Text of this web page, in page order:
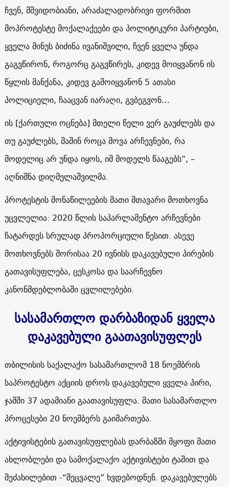
ჩვენ, მშვიდობიანი, არაძალადობრივი ფორმით
მოპროტესტე მოქალაქეები და პოლიტიკური პარტიები,
ყველა მინუს ბიძინა ივანიშვილი, ჩვენ ყველა უნდა
გაგვწირონ, როგორც გაგვწირეს, კიდევ მოიყვანონ ის
წყლის მანქანა, კიდევ გამოიყვანონ 5 ათასი
პოლიციელი, ჩააცვან იარაღი, გვბეგვონ…
ის [ქართული ოცნება] მთელი წელი ვერ გაუძლებს და
თუ გაუძლებს, მაშინ როცა მოვა არჩევნები, რა
მოდელიც არ უნდა იყოს, იმ მოდელს წააგებს”, –
აღნიშნა დიღმელაშვილმა.
პროტესტის მონაწილეების მათი მთავარი მოთხოვნა
უცვლელია: 2020 წლის საპარლამენტო არჩევნები
ჩატარდეს სრულად პროპორციული წესით. ასევე
მოთხოვნებს შორისაა 20 ივნისს დაკავებული პირების
გათავისუფლება, ცესკოსა და საარჩევნო
კანონმდებლობაში ცვლილებები.
სასამართლო დარბაზიდან ყველა
დაკავებული გაათავისუფლეს
თბილისის საქალაქო სასამართლომ 18 ნოემბრის
საპროტესტო აქციის დროს დაკავებული ყველა პირი,
ჯამში 37 ადამიანი გაათავისუფლა. მათი სასამართლო
პროცესები 20 ნოემბერს გაიმართება.
აქტივისტების გათავისუფლებას დარბაზში მყოფი მათი
ახლობლები და სამოქალაქო აქტივისტები ტაშით და
შეძახილებით -“შეცვალე” ხვდებოდნენ. დაკავებულებს